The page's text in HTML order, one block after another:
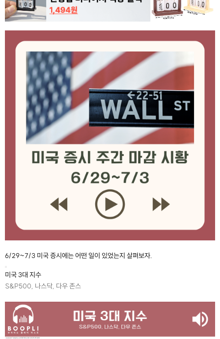
6/29~7/3 미국 증시에는 어떤 일이 있었는지 살펴보자.
미국 3대 지수
S&P500, 나스닥, 다우 존스